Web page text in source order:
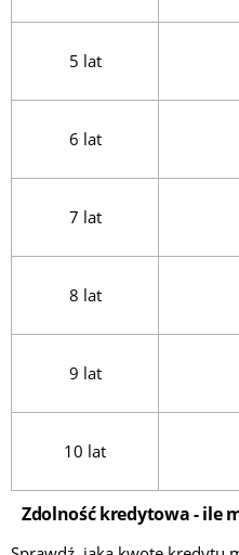
5 lat
6 lat
7 lat
8 lat
9 lat
10 lat
Zdolność kredytowa - ile